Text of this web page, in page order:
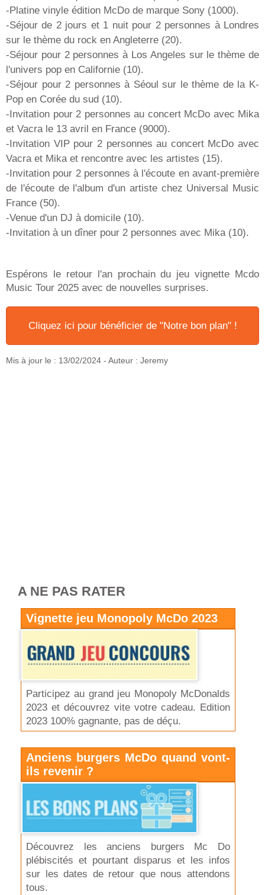
-Platine vinyle édition McDo de marque Sony (1000).
-Séjour de 2 jours et 1 nuit pour 2 personnes à Londres
sur le thème du rock en Angleterre (20).
-Séjour pour 2 personnes à Los Angeles sur le thème de
l'univers pop en Californie (10).
-Séjour pour 2 personnes à Séoul sur le thème de la K-
Pop en Corée du sud (10).
-Invitation pour 2 personnes au concert McDo avec Mika
et Vacra le 13 avril en France (9000).
-Invitation VIP pour 2 personnes au concert McDo avec
Vacra et Mika et rencontre avec les artistes (15).
-Invitation pour 2 personnes à l'écoute en avant-première
de l'écoute de l'album d'un artiste chez Universal Music
France (50).
-Venue d'un DJ à domicile (10).
-Invitation à un dîner pour 2 personnes avec Mika (10).
Espérons le retour l'an prochain du jeu vignette Mcdo
Music Tour 2025 avec de nouvelles surprises.
Cliquez ici pour bénéficier de "Notre bon plan" !
Mis à jour le : 13/02/2024 - Auteur : Jeremy
A NE PAS RATER
Vignette jeu Monopoly McDo 2023
Participez au grand jeu Monopoly McDonalds
2023 et découvrez vite votre cadeau. Edition
2023 100% gagnante, pas de déçu.
Anciens burgers McDo quand vont-
ils revenir ?
Découvrez les anciens burgers Mc Do
plébiscités et pourtant disparus et les infos
sur les dates de retour que nous attendons
tous.